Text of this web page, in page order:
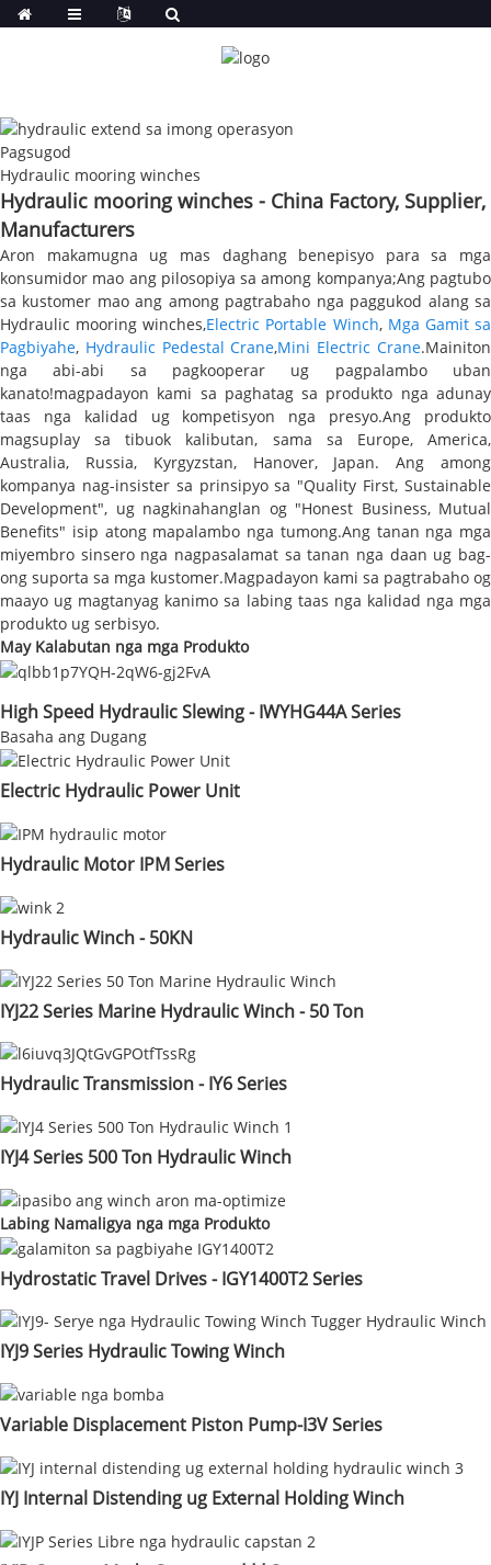
Pagsugod
Hydraulic mooring winches
Hydraulic mooring winches - China Factory, Supplier,
Manufacturers
Aron makamugna ug mas daghang benepisyo para sa mga
konsumidor mao ang pilosopiya sa among kompanya;Ang pagtubo
sa kustomer mao ang among pagtrabaho nga paggukod alang sa
Hydraulic mooring winches,Electric Portable Winch, Mga Gamit sa
Pagbiyahe, Hydraulic Pedestal Crane,Mini Electric Crane.Mainiton
nga abi-abi sa pagkooperar ug pagpalambo uban
kanato!magpadayon kami sa paghatag sa produkto nga adunay
taas nga kalidad ug kompetisyon nga presyo.Ang produkto
magsuplay sa tibuok kalibutan, sama sa Europe, America,
Australia, Russia, Kyrgyzstan, Hanover, Japan. Ang among
kompanya nag-insister sa prinsipyo sa "Quality First, Sustainable
Development", ug nagkinahanglan og "Honest Business, Mutual
Benefits" isip atong mapalambo nga tumong.Ang tanan nga mga
miyembro sinsero nga nagpasalamat sa tanan nga daan ug bag-
ong suporta sa mga kustomer.Magpadayon kami sa pagtrabaho og
maayo ug magtanyag kanimo sa labing taas nga kalidad nga mga
produkto ug serbisyo.
May Kalabutan nga mga Produkto
High Speed ​​Hydraulic Slewing - IWYHG44A Series
Basaha ang Dugang
Electric Hydraulic Power Unit
Hydraulic Motor IPM Series
Hydraulic Winch - 50KN
IYJ22 Series Marine Hydraulic Winch - 50 Ton
Hydraulic Transmission - IY6 Series
IYJ4 Series 500 Ton Hydraulic Winch
Labing Namaligya nga mga Produkto
Hydrostatic Travel Drives - IGY1400T2 Series
IYJ9 Series Hydraulic Towing Winch
Variable Displacement Piston Pump-I3V Series
IYJ Internal Distending ug External Holding Winch